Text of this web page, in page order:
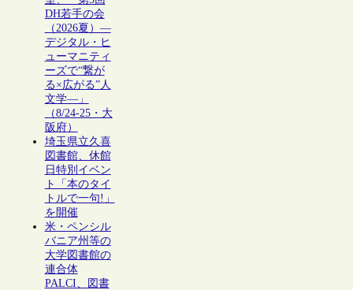
DH若手の会
（2026夏）―
デジタル・ヒ
ューマニティ
ーズで“繋が
る×広がる”人
文学―」
（8/24-25・大
阪府）
埼玉県立久喜
図書館、休館
日特別イベン
ト「本のタイ
トルで一句!」
を開催
米・ペンシル
バニア州等の
大学図書館の
連合体
PALCI、図書